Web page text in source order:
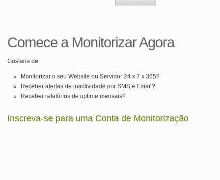
Comece a Monitorizar Agora
Gostaria de:
Monitorizar o seu Website ou Servidor 24 x 7 x 365?
Receber alertas de inactividade por SMS e Email?
Receber relatórios de uptime mensais?
Inscreva-se para uma Conta de Monitorização